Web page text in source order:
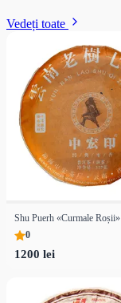
Vedeți toate
Shu Puerh «Curmale Roșii»
0
1200 lei